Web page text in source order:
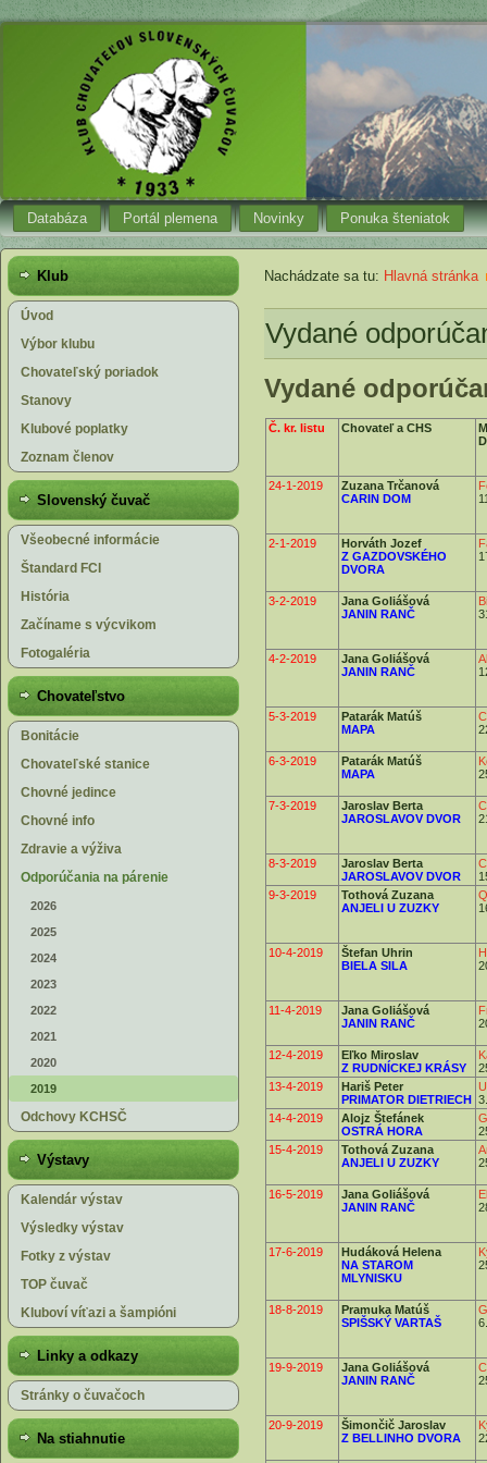
Databáza Portál plemena Novinky Ponuka šteniatok
Klub
Úvod
Výbor klubu
Chovateľský poriadok
Stanovy
Klubové poplatky
Zoznam členov
Slovenský čuvač
Všeobecné informácie
Štandard FCI
História
Začíname s výcvikom
Fotogaléria
Chovateľstvo
Bonitácie
Chovateľské stanice
Chovné jedince
Chovné info
Zdravie a výživa
Odporúčania na párenie
2026
2025
2024
2023
2022
2021
2020
2019
Odchovy KCHSČ
Výstavy
Kalendár výstav
Výsledky výstav
Fotky z výstav
TOP čuvač
Kluboví víťazi a šampióni
Linky a odkazy
Stránky o čuvačoch
Na stiahnutie
Nachádzate sa tu: Hlavná stránka
Vydané
Vydané
Č. kr. listu Chovateľ a CHS
24-1-2019
Zuzana Trčanová
CARIN DOM
2-1-2019
Horváth Jozef
Z GAZDOVSKÉHO
DVORA
3-2-2019
Jana Goliášová
JANIN RANČ
4-2-2019
Jana Goliášová
JANIN RANČ
5-3-2019
Patarák Matúš
MAPA
6-3-2019
Patarák Matúš
MAPA
7-3-2019
Jaroslav Berta
JAROSLAVOV DVOR
8-3-2019
Jaroslav Berta
JAROSLAVOV DVOR
9-3-2019
Tothová Zuzana
ANJELI U ZUZKY
10-4-2019
Štefan Uhrin
BIELA SILA
11-4-2019
Jana Goliášová
JANIN RANČ
12-4-2019
Eľko Miroslav
Z RUDNÍCKEJ KRÁSY
13-4-2019
Hariš Peter
PRIMATOR DIETRIECH
14-4-2019
Alojz Štefánek
OSTRÁ HORA
15-4-2019
Tothová Zuzana
ANJELI U ZUZKY
16-5-2019
Jana Goliášová
JANIN RANČ
17-6-2019
Hudáková Helena
NA STAROM
MLYNISKU
18-8-2019
Pramuka Matúš
SPIŠSKÝ VARTAŠ
19-9-2019
Jana Goliášová
JANIN RANČ
20-9-2019
Šimončič Jaroslav
Z BELLINHO DVORA